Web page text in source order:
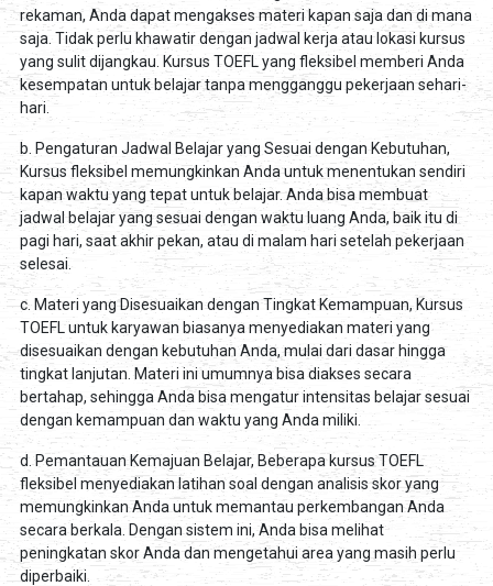
rekaman, Anda dapat mengakses materi kapan saja dan di mana
saja. Tidak perlu khawatir dengan jadwal kerja atau lokasi kursus
yang sulit dijangkau. Kursus TOEFL yang fleksibel memberi Anda
kesempatan untuk belajar tanpa mengganggu pekerjaan sehari-
hari.
b. Pengaturan Jadwal Belajar yang Sesuai dengan Kebutuhan,
Kursus fleksibel memungkinkan Anda untuk menentukan sendiri
kapan waktu yang tepat untuk belajar. Anda bisa membuat
jadwal belajar yang sesuai dengan waktu luang Anda, baik itu di
pagi hari, saat akhir pekan, atau di malam hari setelah pekerjaan
selesai.
c. Materi yang Disesuaikan dengan Tingkat Kemampuan, Kursus
TOEFL untuk karyawan biasanya menyediakan materi yang
disesuaikan dengan kebutuhan Anda, mulai dari dasar hingga
tingkat lanjutan. Materi ini umumnya bisa diakses secara
bertahap, sehingga Anda bisa mengatur intensitas belajar sesuai
dengan kemampuan dan waktu yang Anda miliki.
d. Pemantauan Kemajuan Belajar, Beberapa kursus TOEFL
fleksibel menyediakan latihan soal dengan analisis skor yang
memungkinkan Anda untuk memantau perkembangan Anda
secara berkala. Dengan sistem ini, Anda bisa melihat
peningkatan skor Anda dan mengetahui area yang masih perlu
diperbaiki.